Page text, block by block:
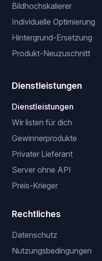
Bildhochskalierer
Individuelle Optimierung
Hintergrund-Ersetzung
Produkt-Neuzuschnitt
Dienstleistungen
Dienstleistungen
Wir listen für dich
Gewinnerprodukte
Privater Lieferant
Server ohne API
Preis-Krieger
Rechtliches
Datenschutz
Nutzungsbedingungen